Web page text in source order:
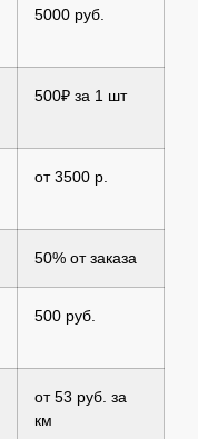
5000 руб.
500₽ за 1 шт
от 3500 р.
50% от заказа
500 руб.
от 53 руб. за
км